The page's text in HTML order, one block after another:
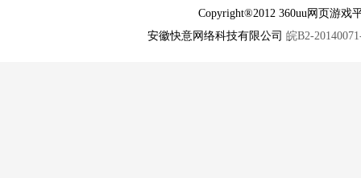
Copyright®2012 360uu网页游
安徽快意网络科技有限公司 皖B2-